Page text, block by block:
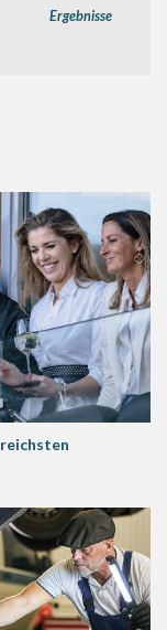
Ergebnisse